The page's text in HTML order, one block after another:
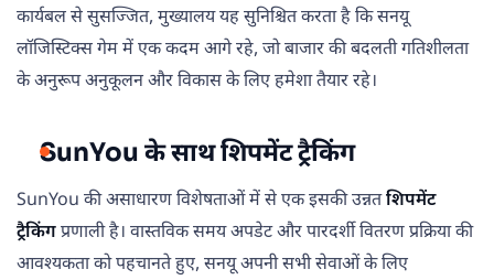
कार्यबल से सुसज्जित, मुख्यालय यह सुनिश्चित करता है कि सनयू
लॉजिस्टिक्स गेम में एक कदम आगे रहे, जो बाजार की बदलती गतिशीलता
के अनुरूप अनुकूलन और विकास के लिए हमेशा तैयार रहे।
SunYou के साथ शिपमेंट ट्रैकिंग
SunYou की असाधारण विशेषताओं में से एक इसकी उन्नतशिपमेंट
ट्रैकिंगप्रणाली है। वास्तविक समय अपडेट और पारदर्शी वितरण प्रक्रिया की
आवश्यकता को पहचानते हुए, सनयू अपनी सभी सेवाओं के लिए